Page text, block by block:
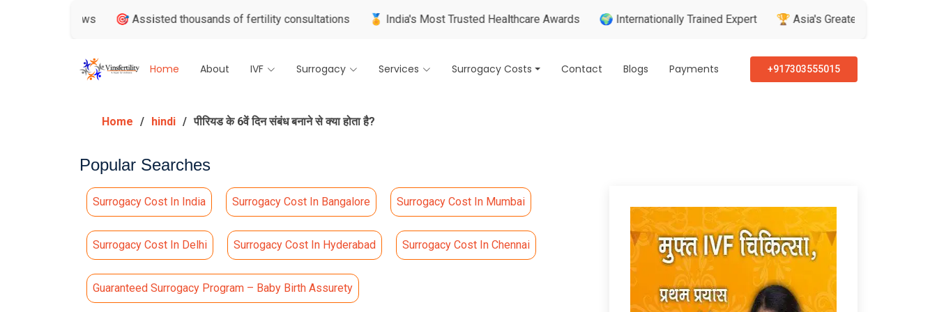
🎯 Assisted thousands of fertility consultations 🏅 India's Most Trusted Healthcare Awards 🌍 Internationally Trained Expert 🏆 Asia's Greatest Brand & Leader
Home About IVF Surrogacy Services Surrogacy Costs Contact Blogs Payments +917303555015
Home hindi पीरियड के 6वें दिन संबंध बनाने से क्या होता है?
Popular Searches
Surrogacy Cost In India Surrogacy Cost In Bangalore Surrogacy Cost In Mumbai
Surrogacy Cost In Delhi Surrogacy Cost In Hyderabad Surrogacy Cost In Chennai
Guaranteed Surrogacy Program – Baby Birth Assurety